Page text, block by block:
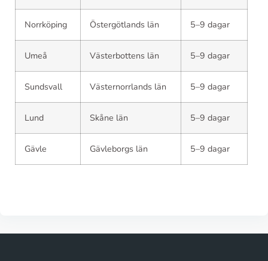
Norrköping Östergötlands län 5–9 dagar
Umeå Västerbottens län 5–9 dagar
Sundsvall Västernorrlands län 5–9 dagar
Lund Skåne län 5–9 dagar
Gävle Gävleborgs län 5–9 dagar